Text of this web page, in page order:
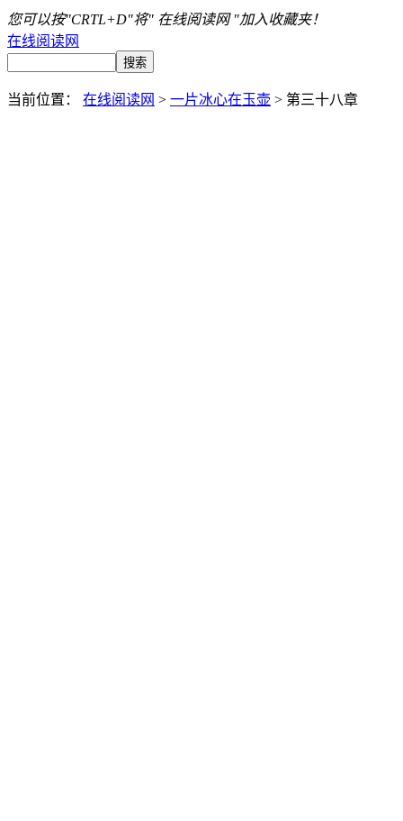
您可以按"CRTL+D"将" 在线阅读网 "加入收藏夹！
在线阅读网
当前位置： 在线阅读网 > 一片冰心在玉壶 > 第三十八章